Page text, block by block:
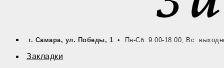
г. Самара, ул. Победы, 1 • Пн-Сб: 9:00-18:00, Вс:
Закладки